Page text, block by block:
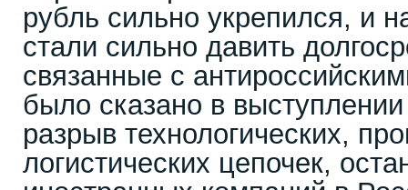
рубль сильно укрепился, и
стали сильно давить
связанные с
было сказано в
разрыв технологических,
логистических цепочек,